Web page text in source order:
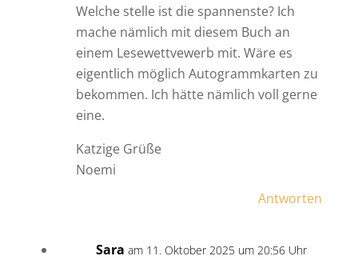
Welche stelle ist die spannenste? Ich
mache nämlich mit diesem Buch an
einem Lesewettvewerb mit. Wäre es
eigentlich möglich Autogrammkarten zu
bekommen. Ich hätte nämlich voll gerne
eine.
Katzige Grüße
Noemi
Antworten
Sara am 11. Oktober 2025 um 20:56 Uhr